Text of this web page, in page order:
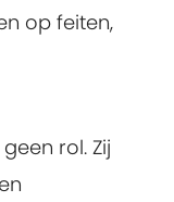
op feiten,
rol. Zij